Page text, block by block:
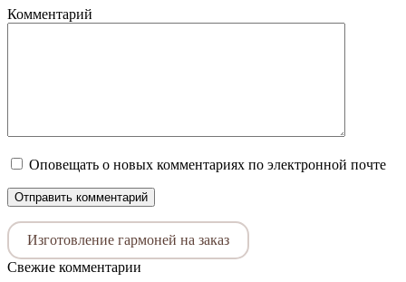
Комментарий
Оповещать о новых комментариях по электронной почте
Изготовление гармоней на заказ
Свежие комментарии